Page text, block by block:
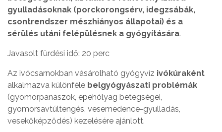
gyulladásoknak (porckorongsérv, idegzsábák,
csontrendszer mészhiányos állapotai) és a
sérülés utáni felépülésnek a gyógyítására.
Javasolt fürdési idő: 20 perc
Az ivócsarnokban vásárolható gyógyvíz ivókúraként
alkalmazva különféle belgyógyászati problémák
(gyomorpanaszok, epehólyag betegségei,
gyomorsavtúltengés, vesemedence-gyulladás,
vesekőképződés) kezelésére ajánlott.